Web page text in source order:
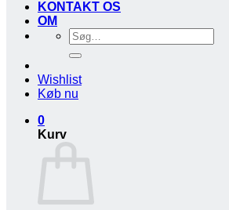
KONTAKT OS
OM
Søg
efter:
Wishlist
Køb nu
0
Kurv